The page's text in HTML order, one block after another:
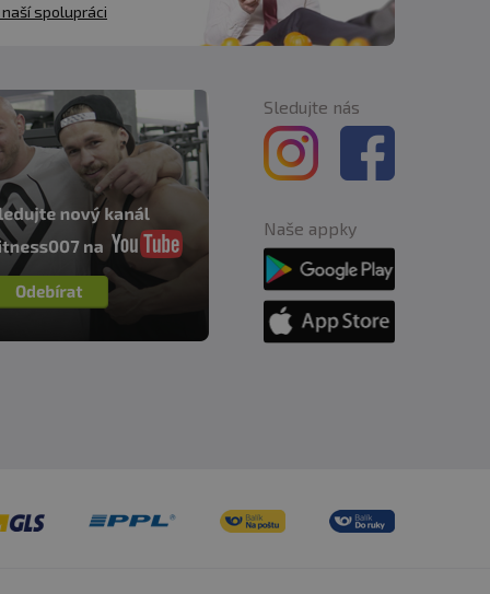
naší spolupráci
Sledujte nás
Naše appky